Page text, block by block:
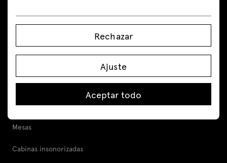
Todo
Escritorios
Escritorio ajustable en altura
Mesas
Cabinas insonorizadas
Rechazar
Ajuste
Aceptar todo